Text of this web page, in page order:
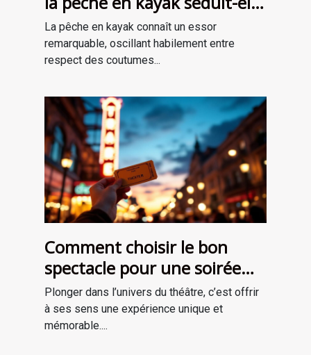
une nouvelle génération ?
La pêche en kayak connaît un essor
remarquable, oscillant habilement entre
respect des coutumes...
Comment choisir le bon
spectacle pour une soirée
théâtrale inoubliable ?
Plonger dans l’univers du théâtre, c’est offrir
à ses sens une expérience unique et
mémorable....